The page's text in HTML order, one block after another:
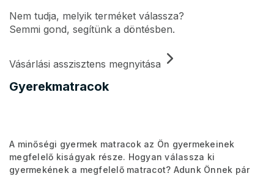
Gyerekmatracok
Nem tudja, melyik terméket válassza?
Semmi gond, segítünk a döntésben.
Vásárlási asszisztens megnyitása
A minőségi gyermek matracok az Ön gyermekeinek
megfelelő kiságyak része. Hogyan válassza ki
gyermekének a megfelelő matracot? Adunk Önnek pár